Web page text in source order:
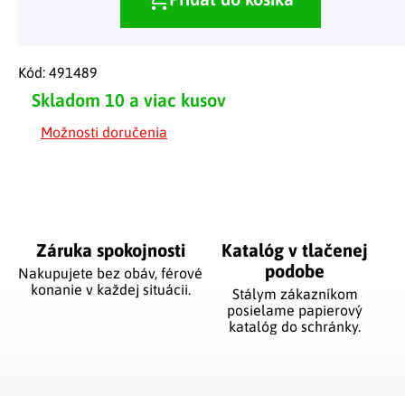
Skladom 10 a viac kusov
Možnosti doručenia
Kód: 491489
Záruka spokojnosti
Nakupujete bez obáv, férové
​​konanie v každej situácii.
Katalóg v tlačenej
podobe
Stálym zákazníkom
posielame papierový
katalóg do schránky.